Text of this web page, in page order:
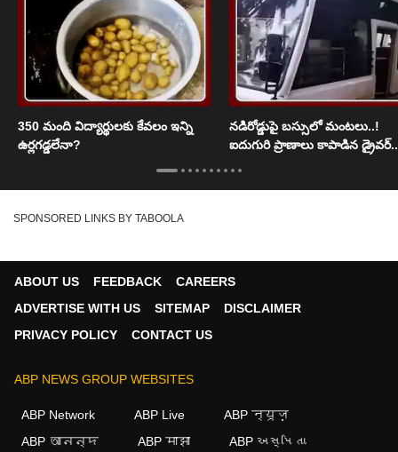
350 మంది విద్యార్థులకు కేవలం ఇన్ని
ఉర్లగడ్డలేనా?
నడిరోడ్డుపై బస్సులో మంటలు..!
ఐదుగురి ప్రాణాలు కాపాడిన
SPONSORED LINKS BY TABOOLA
ABOUT US FEEDBACK
CAREERS
ADVERTISE WITH US
SITEMAP
DISCLAIMER
PRIVACY POLICY
CONTACT US
ABP NEWS GROUP WEBSITES
ABP Network ABP Live
ABP न्यूज़
ABP আনন্দ
ABP माझा ABP અસ્મિતા